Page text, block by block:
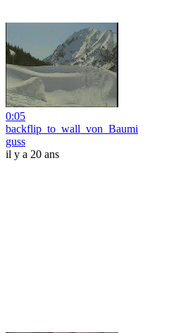
0:05
backflip_to_wall_von_Baumi
guss
il y a 20 ans